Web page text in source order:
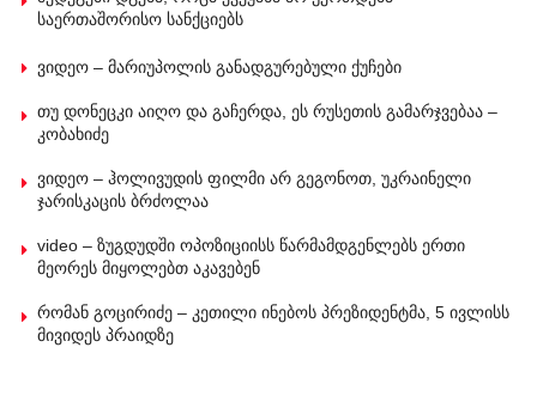
საერთაშორისო სანქციებს
ვიდეო – მარიუპოლის განადგურებული ქუჩები
თუ დონეცკი აიღო და გაჩერდა, ეს რუსეთის გამარჯვებაა –
კობახიძე
ვიდეო – ჰოლივუდის ფილმი არ გეგონოთ, უკრაინელი
ჯარისკაცის ბრძოლაა
video – ზუგდუდში ოპოზიციისს წარმამდგენლებს ერთი
მეორეს მიყოლებთ აკავებენ
რომან გოცირიძე – კეთილი ინებოს პრეზიდენტმა, 5 ივლისს
მივიდეს პრაიდზე